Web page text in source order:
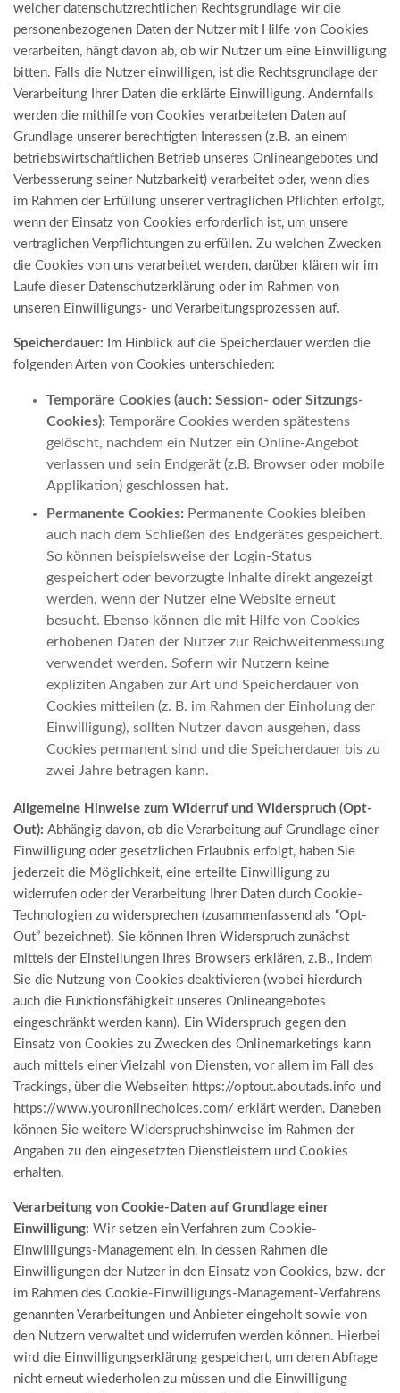
welcher datenschutzrechtlichen Rechtsgrundlage wir die
personenbezogenen Daten der Nutzer mit Hilfe von Cookies
verarbeiten, hängt davon ab, ob wir Nutzer um eine Einwilligung
bitten. Falls die Nutzer einwilligen, ist die Rechtsgrundlage der
Verarbeitung Ihrer Daten die erklärte Einwilligung. Andernfalls
werden die mithilfe von Cookies verarbeiteten Daten auf
Grundlage unserer berechtigten Interessen (z.B. an einem
betriebswirtschaftlichen Betrieb unseres Onlineangebotes und
Verbesserung seiner Nutzbarkeit) verarbeitet oder, wenn dies
im Rahmen der Erfüllung unserer vertraglichen Pflichten erfolgt,
wenn der Einsatz von Cookies erforderlich ist, um unsere
vertraglichen Verpflichtungen zu erfüllen. Zu welchen Zwecken
die Cookies von uns verarbeitet werden, darüber klären wir im
Laufe dieser Datenschutzerklärung oder im Rahmen von
unseren Einwilligungs- und Verarbeitungsprozessen auf.
Speicherdauer:
Im Hinblick auf die Speicherdauer werden die
folgenden Arten von Cookies unterschieden:
Temporäre Cookies (auch: Session- oder Sitzungs-
Cookies): Temporäre Cookies werden spätestens
gelöscht, nachdem ein Nutzer ein Online-Angebot
verlassen und sein Endgerät (z.B. Browser oder mobile
Applikation) geschlossen hat.
Permanente Cookies: Permanente Cookies bleiben
auch nach dem Schließen des Endgerätes gespeichert.
So können beispielsweise der Login-Status
gespeichert oder bevorzugte Inhalte direkt angezeigt
werden, wenn der Nutzer eine Website erneut
besucht. Ebenso können die mit Hilfe von Cookies
erhobenen Daten der Nutzer zur Reichweitenmessung
verwendet werden. Sofern wir Nutzern keine
expliziten Angaben zur Art und Speicherdauer von
Cookies mitteilen (z. B. im Rahmen der Einholung der
Einwilligung), sollten Nutzer davon ausgehen, dass
Cookies permanent sind und die Speicherdauer bis zu
zwei Jahre betragen kann.
Allgemeine Hinweise zum Widerruf und Widerspruch (Opt-
Out): Abhängig davon, ob die Verarbeitung auf Grundlage einer
Einwilligung oder gesetzlichen Erlaubnis erfolgt, haben Sie
jederzeit die Möglichkeit, eine erteilte Einwilligung zu
widerrufen oder der Verarbeitung Ihrer Daten durch Cookie-
Technologien zu widersprechen (zusammenfassend als “Opt-
Out” bezeichnet). Sie können Ihren Widerspruch zunächst
mittels der Einstellungen Ihres Browsers erklären, z.B., indem
Sie die Nutzung von Cookies deaktivieren (wobei hierdurch
auch die Funktionsfähigkeit unseres Onlineangebotes
eingeschränkt werden kann). Ein Widerspruch gegen den
Einsatz von Cookies zu Zwecken des Onlinemarketings kann
auch mittels einer Vielzahl von Diensten, vor allem im Fall des
Trackings, über die Webseiten https://optout.aboutads.info und
https://www.youronlinechoices.com/ erklärt werden. Daneben
können Sie weitere Widerspruchshinweise im Rahmen der
Angaben zu den eingesetzten Dienstleistern und Cookies
erhalten.
Verarbeitung von Cookie-Daten auf Grundlage einer
Einwilligung: Wir setzen ein Verfahren zum Cookie-
Einwilligungs-Management ein, in dessen Rahmen die
Einwilligungen der Nutzer in den Einsatz von Cookies, bzw. der
im Rahmen des Cookie-Einwilligungs-Management-Verfahrens
genannten Verarbeitungen und Anbieter eingeholt sowie von
den Nutzern verwaltet und widerrufen werden können. Hierbei
wird die Einwilligungserklärung gespeichert, um deren Abfrage
nicht erneut wiederholen zu müssen und die Einwilligung